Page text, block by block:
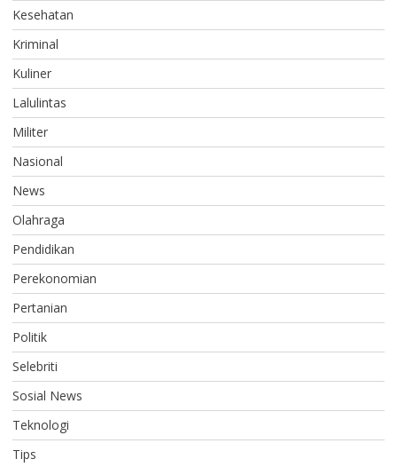
Kesehatan
Kriminal
Kuliner
Lalulintas
Militer
Nasional
News
Olahraga
Pendidikan
Perekonomian
Pertanian
Politik
Selebriti
Sosial News
Teknologi
Tips